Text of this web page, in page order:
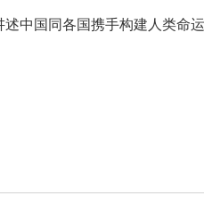
中国同各国携手构建人类命